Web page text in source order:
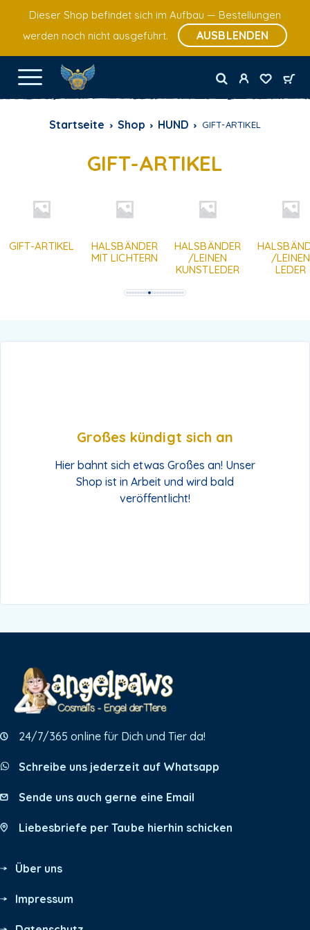
Dieser Shop befindet sich im Aufbau — Bestellungen
werden noch nicht ausgeführt.
AUSBLENDEN
Startseite Shop HUND GIFT-ARTIKEL
GIFT-ARTIKEL
GIFT-ARTIKEL
HALSBÄNDER
MIT LICHTERN
HALSBÄNDER
/LEINEN
KUNSTLEDER
/LEINEN
LEDER
Großes kündigt sich an
Hier bahnt sich etwas Großes an! Unser
Shop ist in Arbeit und wird bald
veröffentlicht!
24/7/365 online für Dich und Tier da!
Schreibe uns jederzeit auf Whatsapp
Sende uns auch gerne eine Email
Liebesbriefe per Taube hierhin schicken
Über uns
Impressum